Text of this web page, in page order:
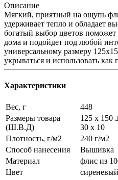
Описание
Мягкий, приятный на ощупь
удерживает тепло и обладает
богатый выбор цветов
дома и подойдет под любой
универсальному размеру
укрываться и использовать
Характеристики
Вес, г
448
Размеры товара
(Ш.В.Д)
125 х 150
30 х 10
Плотность, г/м2
240 г/м2
Способ нанесения
Вышивка
Материал
флис из
Цвет
сиреневый